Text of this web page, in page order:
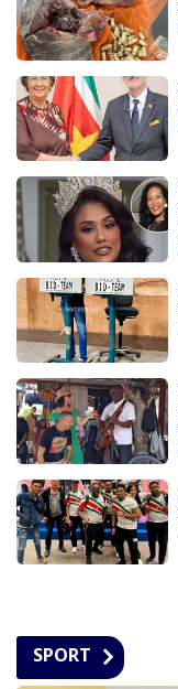
SPORT